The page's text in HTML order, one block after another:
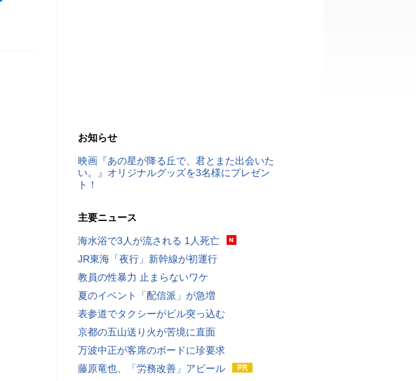
お知らせ
映画『あの星が降る丘で、君とまた出会いた
い。』オリジナルグッズを3名様にプレゼン
ト！
主要ニュース
海水浴で3人が流される 1人死亡
JR東海「夜行」新幹線が初運行
教員の性暴力 止まらないワケ
夏のイベント「配信派」が急増
表参道でタクシーがビル突っ込む
京都の五山送り火が苦境に直面
万波中正が客席のボードに珍要求
藤原竜也、「労務改善」アピール